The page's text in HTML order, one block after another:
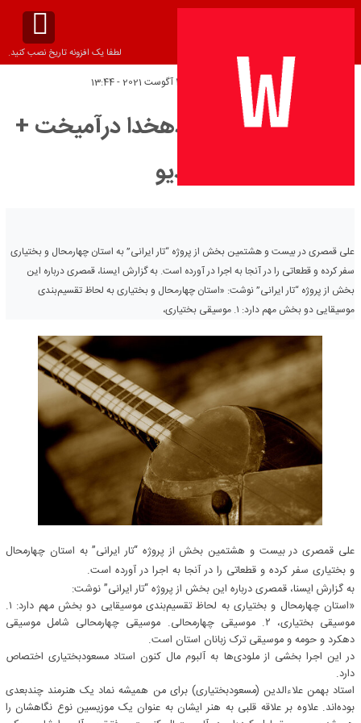
لطفا یک افزونه تاریخ نصب کنید.
تاریخ انتشار:
نوای تار با یادی از دهخدا درآمیخت +
ویدیو
علی قمصری در بیست‌ و هشتمین بخش از پروژه “تار ایرانی” به استان چهارمحال و بختیاری
سفر کرده و قطعاتی را در آنجا به اجرا در آورده است. به گزارش ایسنا، قمصری درباره این
بخش از پروژه “تار ایرانی” نوشت: «استان چهارمحال و بختیاری به لحاظ تقسیم‌بندی
موسیقایی دو بخش مهم دارد: ۱. موسیقی بختیاری،
علی قمصری در بیست‌ و هشتمین بخش از پروژه “تار ایرانی” به استان چهارمحال
و بختیاری سفر کرده و قطعاتی را در آنجا به اجرا در آورده است.
به گزارش ایسنا، قمصری درباره این بخش از پروژه “تار ایرانی” نوشت:
«استان چهارمحال و بختیاری به لحاظ تقسیم‌بندی موسیقایی دو بخش مهم دارد: ۱.
موسیقی بختیاری، ۲. موسیقی چهارمحالی. موسیقی چهارمحالی شامل موسیقی
دهکرد و حومه و موسیقی ترک زبانان استان است.
در این اجرا بخشی از ملودی‌ها به آلبوم مال کنون استاد مسعودبختیاری اختصاص
دارد.
استاد بهمن علاءالدین (مسعودبختیاری) برای من همیشه نماد یک هنرمند چندبعدی
بوده‌اند. علاوه بر علاقه قلبی به هنر ایشان به عنوان یک موزیسین نوع نگاهشان را